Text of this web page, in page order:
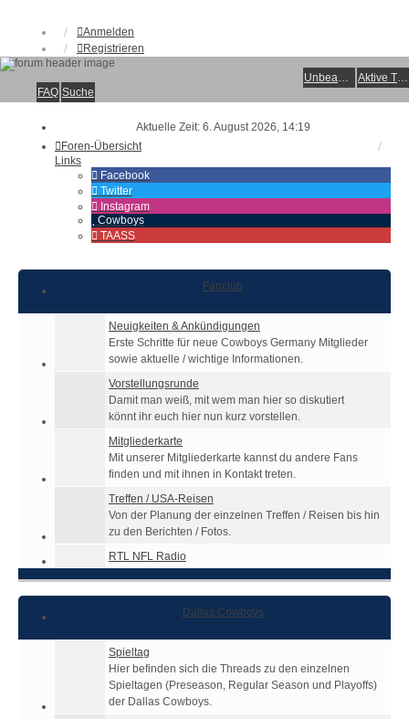
Anmelden
Registrieren
Unbeantwortete Themen
Aktive Themen
FAQ Suche
Aktuelle Zeit: 6. August 2026, 14:19
Foren-Übersicht
Links
Facebook
Twitter
Instagram
Cowboys
TAASS
Fanclub
Neuigkeiten & Ankündigungen
Erste Schritte für neue Cowboys Germany Mitglieder
sowie aktuelle / wichtige Informationen.
Vorstellungsrunde
Damit man weiß, mit wem man hier so diskutiert
könnt ihr euch hier nun kurz vorstellen.
Mitgliederkarte
Mit unserer Mitgliederkarte kannst du andere Fans
finden und mit ihnen in Kontakt treten.
Treffen / USA-Reisen
Von der Planung der einzelnen Treffen / Reisen bis hin
zu den Berichten / Fotos.
RTL NFL Radio
Dallas Cowboys
Spieltag
Hier befinden sich die Threads zu den einzelnen
Spieltagen (Preseason, Regular Season und Playoffs)
der Dallas Cowboys.